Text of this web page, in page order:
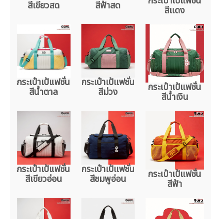
สีเขียวสด สีฟ้าสด สีแดง
กระเป๋าเป้แฟชั่น
สีน้ำตาล
กระเป๋าเป้แฟชั่น
สีม่วง กระเป๋าเป้แฟชั่น
สีน้ำเงิน
กระเป๋าเป้แฟชั่น
สีเขียวอ่อน
กระเป๋าเป้แฟชั่น
สีชมพูอ่อน กระเป๋าเป้แฟชั่น
สีฟ้า